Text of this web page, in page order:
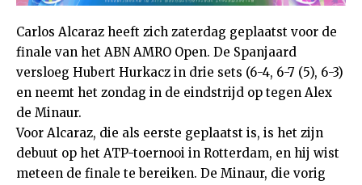
Carlos Alcaraz heeft zich zaterdag geplaatst voor de
finale van het ABN AMRO Open. De Spanjaard
versloeg Hubert Hurkacz in drie sets (6-4, 6-7 (5), 6-3)
en neemt het zondag in de eindstrijd op tegen Alex
de Minaur.
Voor Alcaraz, die als eerste geplaatst is, is het zijn
debuut op het ATP-toernooi in Rotterdam, en hij wist
meteen de finale te bereiken. De Minaur, die vorig